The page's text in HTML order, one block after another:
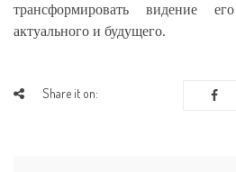
трансформировать видение
актуального и будущего.
Share it on: